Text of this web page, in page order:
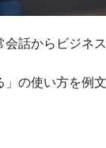
話からビジネ
の使い方を例